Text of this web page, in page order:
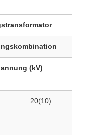
(kV)
20(10)